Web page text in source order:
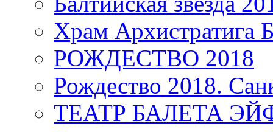
Храм
РОЖДЕСТВО 2018
Рождество 2018.
ТЕАТР БАЛЕТА